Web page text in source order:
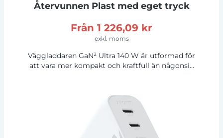
Återvunnen Plastmed eget tryck
Från 1 226,09 kr
exkl. moms
Väggladdaren GaN² Ultra 140 W är utformad för
att vara mer kompakt och kraftfull än någonsin
perfekt på resan, kontoret eller för hemmet.
Laddaren är tillverkad av 97 % återvunnen plast
för att minska avfallet och bidra till en mer
hållbar framtid. Utgång 2 x USB-C 140 W
strömförsörjning, 1 USB-C 20 W